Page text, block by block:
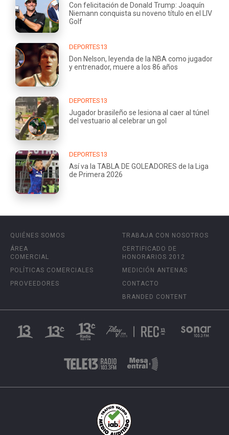
Con felicitación de Donald Trump: Joaquín
Niemann conquista su noveno título en el LIV
Golf
DEPORTES13
Don Nelson, leyenda de la NBA como jugador
y entrenador, muere a los 86 años
DEPORTES13
Jugador brasileño se lesiona al caer al túnel
del vestuario al celebrar un gol
DEPORTES13
Así va la TABLA DE GOLEADORES de la Liga
de Primera 2026
QUIÉNES SOMOS
ÁREA
COMERCIAL
POLÍTICAS COMERCIALES
PROVEEDORES
TRABAJA CON NOSOTROS
CERTIFICADO DE
HONORARIOS 2012
MEDICIÓN ANTENAS
CONTACTO
BRANDED CONTENT